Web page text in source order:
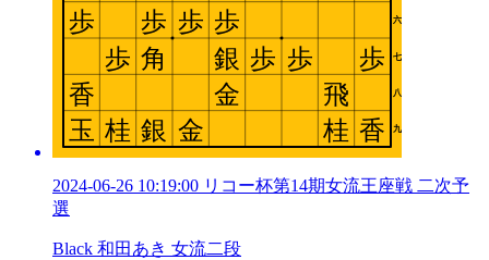
2024-06-26 10:19:00 リコー杯第14期女流王座戦 二次予
選
Black 和田あき 女流二段